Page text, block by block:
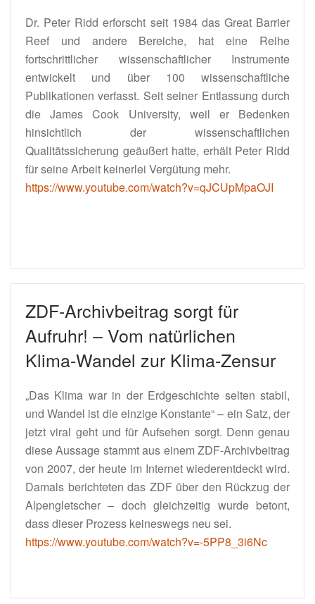
Dr. Peter Ridd erforscht seit 1984 das Great Barrier
Reef und andere Bereiche, hat eine Reihe
fortschrittlicher wissenschaftlicher Instrumente
entwickelt und über 100 wissenschaftliche
Publikationen verfasst. Seit seiner Entlassung durch
die James Cook University, weil er Bedenken
hinsichtlich der wissenschaftlichen
Qualitätssicherung geäußert hatte, erhält Peter Ridd
für seine Arbeit keinerlei Vergütung mehr.
https://www.youtube.com/watch?v=qJCUpMpaOJI
ZDF-Archivbeitrag sorgt für
Aufruhr! – Vom natürlichen
Klima-Wandel zur Klima-Zensur
„Das Klima war in der Erdgeschichte selten stabil,
und Wandel ist die einzige Konstante“ – ein Satz, der
jetzt viral geht und für Aufsehen sorgt. Denn genau
diese Aussage stammt aus einem ZDF-Archivbeitrag
von 2007, der heute im Internet wiederentdeckt wird.
Damals berichteten das ZDF über den Rückzug der
Alpengletscher – doch gleichzeitig wurde betont,
dass dieser Prozess keineswegs neu sei.
https://www.youtube.com/watch?v=-5PP8_3i6Nc